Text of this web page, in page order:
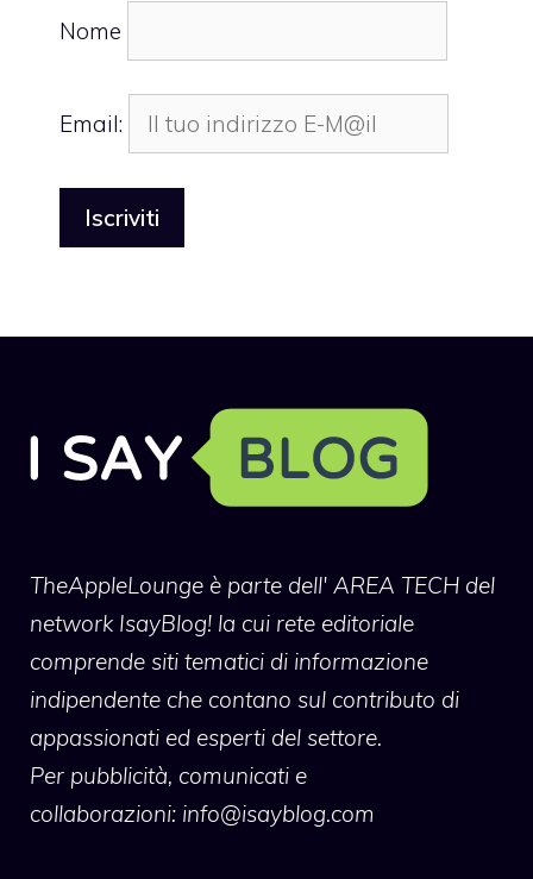
Nome
Email:
TheAppleLounge è parte dell' AREA TECH del
network IsayBlog! la cui rete editoriale
comprende siti tematici di informazione
indipendente che contano sul contributo di
appassionati ed esperti del settore.
Per pubblicità, comunicati e
collaborazioni: info@isayblog.com